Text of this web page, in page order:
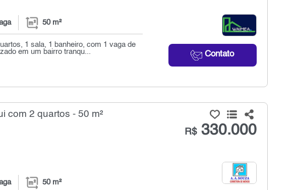
Contato
50 m²
1 sala, 1 banheiro, com 1 vaga de
em um bairro tranqu...
com 2 quartos - 50 m²
R$330.000
50 m²